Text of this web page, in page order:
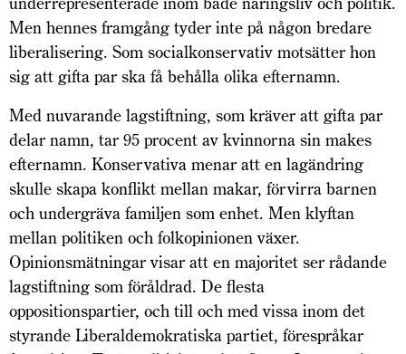
Men hennes framgång tyder inte på någon bredare
liberalisering. Som socialkonservativ motsätter hon
sig att gifta par ska få behålla olika efternamn.
Med nuvarande lagstiftning, som kräver att gifta par
delar namn, tar 95 procent av kvinnorna sin makes
efternamn. Konservativa menar att en lagändring
skulle skapa konflikt mellan makar, förvirra barnen
och undergräva familjen som enhet. Men klyftan
mellan politiken och folkopinionen växer.
Opinionsmätningar visar att en majoritet ser rådande
lagstiftning som föråldrad. De flesta
oppositionspartier, och till och med vissa inom det
styrande Liberaldemokratiska partiet, förespråkar